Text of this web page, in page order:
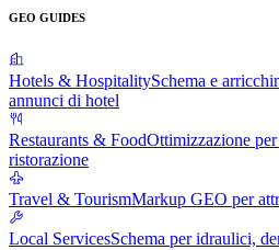
GEO GUIDES
Hotels & HospitalitySchema e
annunci di hotel
Restaurants & FoodOttimizzazione
ristorazione
Travel & TourismMarkup GEO per
Local ServicesSchema per idraulici,